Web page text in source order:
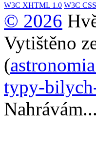
W3C XHTML 1.0 W3C CSS
© 2026
Vytištěno
(
typy-
Nahrávám...